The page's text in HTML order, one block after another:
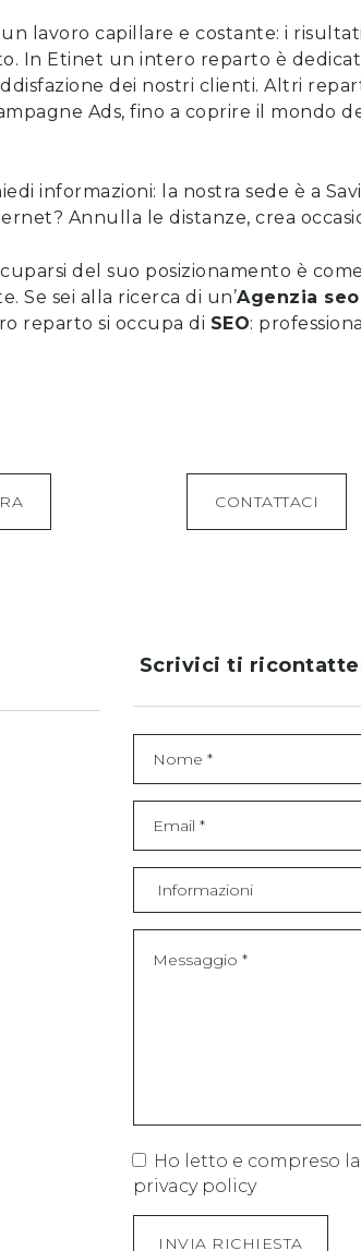
lavoro capillare e costante: i
In Etinet un intero reparto è
dei nostri clienti. Altri
Ads, fino a coprire il mondo
informazioni: la nostra sede è a
Annulla le distanze, crea
del suo posizionamento è
Se sei alla ricerca di un’Agenzia seo
reparto si occupa di SEO:
CONTATTACI
Scrivici ti
Ho letto e compreso la
privacy policy